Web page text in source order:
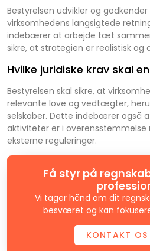
Bestyrelsen udvikler og
virksomhedens langsigtede
indebærer at arbejde tæt
sikre, at strategien er realistisk og
Hvilke juridiske krav skal
Bestyrelsen skal sikre, at
relevante love og vedtægter,
selskaber. Dette indebærer også
aktiviteter er i overensstemmelse
eksterne reguleringer.
Få styr på
Vi tager hånd om dit
besværet og kan
KONTAKT